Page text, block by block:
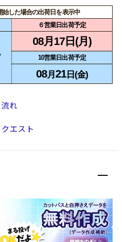
した場合の出荷日を表示中
６営業日出荷予定
08月17日(月)
10営業日出荷予定
08月 21日(金)
れ
エスト